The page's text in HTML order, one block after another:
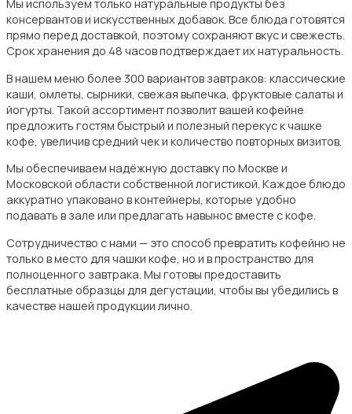
Мы используем только натуральные продукты без
консервантов и искусственных добавок. Все блюда готовятся
прямо перед доставкой, поэтому сохраняют вкус и свежесть.
Срок хранения до 48 часов подтверждает их натуральность.
В нашем меню более 300 вариантов завтраков: классические
каши, омлеты, сырники, свежая выпечка, фруктовые салаты и
йогурты. Такой ассортимент позволит вашей кофейне
предложить гостям быстрый и полезный перекус к чашке
кофе, увеличив средний чек и количество повторных визитов.
Мы обеспечиваем надёжную доставку по Москве и
Московской области собственной логистикой. Каждое блюдо
аккуратно упаковано в контейнеры, которые удобно
подавать в зале или предлагать навынос вместе с кофе.
Сотрудничество с нами — это способ превратить кофейню не
только в место для чашки кофе, но и в пространство для
полноценного завтрака. Мы готовы предоставить
бесплатные образцы для дегустации, чтобы вы убедились в
качестве нашей продукции лично.